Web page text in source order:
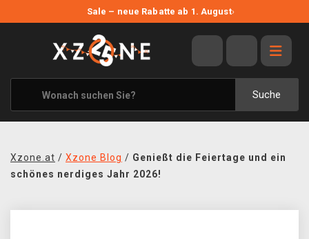
Sale – neue Rabatte ab 1. August›
Suche
ANGEBOTE
ALLE MARKEN
XZONE ORIGINALS
KLEIDUNG & ACCESSOIRES
BÜCHER & COMICS
Xzone.at / Xzone Blog / Genießt die Feiertage und ein
schönes nerdiges Jahr 2026!